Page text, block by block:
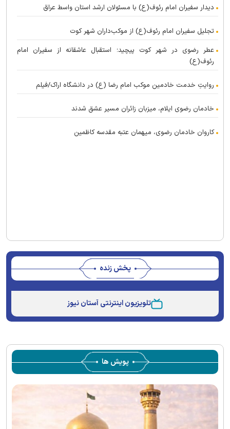
دیدار سفیران امام رئوف(ع) با مسئولان ارشد استان واسط عراق
تجلیل سفیران امام رئوف(ع) از موکب‌داران شهر کوت
عطر رضوی در شهر کوت پیچید؛ استقبال عاشقانه از سفیران امام
رئوف(ع)
روایتِ خدمت خادمین موکب امام رضا (ع) در دانشگاه اراک/فیلم
خادمان رضوی ایلام، میزبان زائران مسیر عشق شدند
کاروان خادمان رضوی، میهمان عتبه مقدسه کاظمین
پخش زنده
تلویزیون اینترنتی آستان نیوز
پویش ها